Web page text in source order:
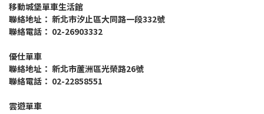
移動城堡單車生活館
聯絡地址： 新北市汐止區大同路一段332號
聯絡電話： 02-26903332
優仕單車
聯絡地址： 新北市蘆洲區光榮路26號
聯絡電話： 02-22858551
雲遊單車